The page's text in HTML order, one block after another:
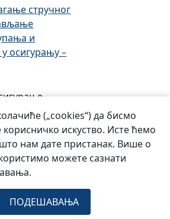
б
е
н
ј
у
б
и
ј
–
стручног
и
осигурању –
организује
едукацију
за
испита
у
(„cookies“) да бисмо
искуство. Исте ћемо
нам дате пристанак. Више о
можете сазнати
ПОДЕШАВАЊА